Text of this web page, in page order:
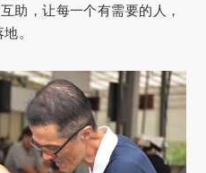
助，让每一个有需要的人，
。